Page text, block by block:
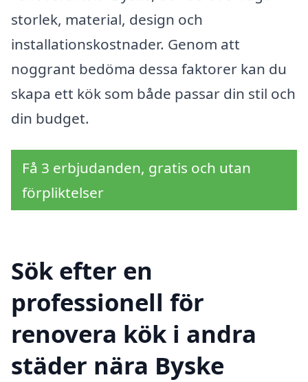
storlek, material, design och
installationskostnader. Genom att
noggrant bedöma dessa faktorer kan du
skapa ett kök som både passar din stil och
din budget.
Få 3 erbjudanden, gratis och utan
förpliktelser
Sök efter en
professionell för
renovera kök i andra
städer nära Byske